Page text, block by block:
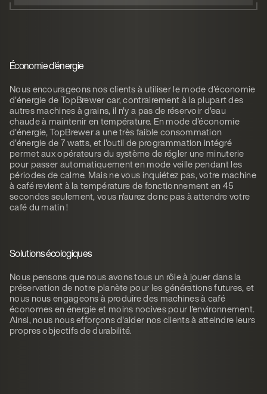
Économie d'énergie
Nous encourageons nos clients à utiliser le mode d'économie
d'énergie de TopBrewer car, contrairement à la plupart des
autres machines à grains, il n'y a pas de réservoir d'eau
chaude à maintenir en température. En mode d'économie
d'énergie, TopBrewer a une très faible consommation
d'énergie de 7 watts, et l'outil de programmation intégré
permet aux opérateurs du système de régler une minuterie
pour passer automatiquement en mode veille pendant les
périodes de calme. Mais ne vous inquiétez pas, votre machine
à café revient à la température de fonctionnement en 45
secondes seulement, vous n'aurez donc pas à attendre votre
café du matin !
Solutions écologiques
Nous pensons que nous avons tous un rôle à jouer dans la
préservation de notre planète pour les générations futures, et
nous nous engageons à produire des machines à café
économes en énergie et moins nocives pour l'environnement.
Ainsi, nous nous efforçons d'aider nos clients à atteindre leurs
propres objectifs de durabilité.